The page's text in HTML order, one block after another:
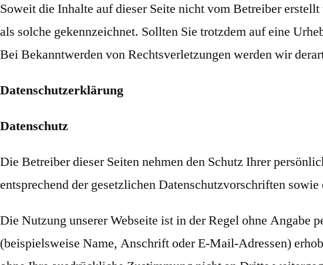
Soweit die Inhalte auf dieser Seite nicht vom Betreiber
als solche gekennzeichnet. Sollten Sie trotzdem auf eine
Bei Bekanntwerden von Rechtsverletzungen werden wir
Datenschutzerklärung
Datenschutz
Die Betreiber dieser Seiten nehmen den Schutz Ihrer
entsprechend der gesetzlichen Datenschutzvorschriften
Die Nutzung unserer Webseite ist in der Regel ohne Angabe
(beispielsweise Name, Anschrift oder E-Mail-Adressen)